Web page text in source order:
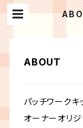
ABOUT
パッチワークキ
オーナーオリジ